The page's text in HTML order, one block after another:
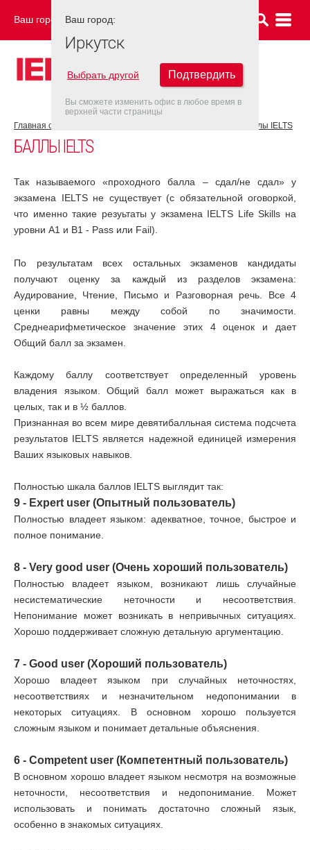
Ваш город: ИРКУТСК
Главная страница Баллы IELTS
БАЛЛЫ IELTS
Так называемого «проходного балла – сдал/не сдал» у
экзамена IELTS не существует (с обязательной оговоркой,
что именно такие резуьтаты у экзамена IELTS Life Skills на
уровни А1 и В1 - Pass или Fail).
По результатам всех остальных экзаменов кандидаты
получают оценку за каждый из разделов экзамена:
Аудирование, Чтение, Письмо и Разговорная речь. Все 4
ценки равны между собой по значимости.
Среднеарифметическое значение этих 4 оценок и дает
Общий балл за экзамен.
Каждому баллу соответствует определенный уровень
владения языком. Общий балл может выражаться как в
целых, так и в ½ баллов.
Признанная во всем мире девятибалльная система подсчета
результатов IELTS является надежной единицей измерения
Ваших языковых навыков.
Полностью шкала баллов IELTS выглядит так:
9 - Expert user (Опытный пользователь)
Полностью владеет языком: адекватное, точное, быстрое и
полное понимание.
8 - Very good user (Очень хороший пользователь)
Полностью владеет языком, возникают лишь случайные
несистематические неточности и несоответствия.
Непонимание может возникать в непривычных ситуациях.
Хорошо поддерживает сложную детальную аргументацию.
7 - Good user (Хороший пользователь)
Хорошо владеет языком при случайных неточностях,
несоответствиях и незначительном недопонимании в
некоторых ситуациях. В основном хорошо пользуется
сложным языком и понимает детальные объяснения.
6 - Competent user (Компетентный пользователь)
В основном хорошо владеет языком несмотря на возможные
неточности, несоответствия и недопонимание. Может
использовать и понимать достаточно сложный язык,
особенно в знакомых ситуациях.
Ваш город:
Иркутск
Выбрать другой Подтвердить
Вы сможете изменить офис в любое время в
верхней части страницы